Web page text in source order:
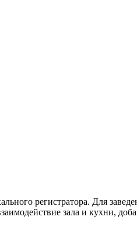
регистратора. Для
зала и кухни,